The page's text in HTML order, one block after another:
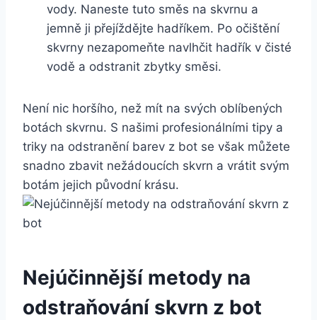
vody. Naneste tuto směs na skvrnu a⁤
jemně ji přejíždějte hadříkem. Po očištění
skvrny nezapomeňte navlhčit hadřík v čisté
vodě a odstranit zbytky ⁤směsi.
Není nic horšího, než mít na svých​ oblíbených
botách skvrnu.⁢ S našimi ⁤profesionálními tipy a
triky ⁣na​ odstranění ⁢barev ⁢z bot se⁣ však můžete
snadno zbavit nežádoucích skvrn ‍a vrátit svým
botám jejich původní krásu.
Nejúčinnější metody na
⁣odstraňování⁣ skvrn⁣ z bot